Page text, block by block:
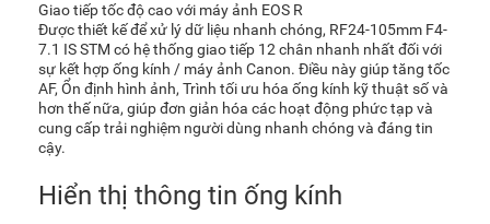
Giao tiếp tốc độ cao với máy ảnh EOS R
Được thiết kế để xử lý dữ liệu nhanh chóng, RF24-105mm F4-
7.1 IS STM có hệ thống giao tiếp 12 chân nhanh nhất đối với
sự kết hợp ống kính / máy ảnh Canon. Điều này giúp tăng tốc
AF, Ổn định hình ảnh, Trình tối ưu hóa ống kính kỹ thuật số và
hơn thế nữa, giúp đơn giản hóa các hoạt động phức tạp và
cung cấp trải nghiệm người dùng nhanh chóng và đáng tin
cậy.
Hiển thị thông tin ống kính